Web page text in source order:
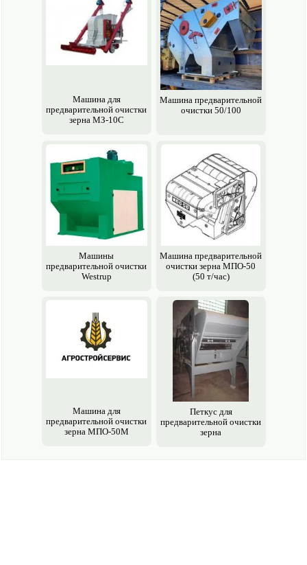
Машина для
предварительной очистки
зерна МЗ-10С
Машина предварительной
очистки 50/100
Машины
предварительной очистки
Westrup
Машина предварительной
очистки зерна МПО-50
(50 т/час)
Машина для
предварительной очистки
зерна МПО-50М
Петкус для
предварительной очистки
зерна